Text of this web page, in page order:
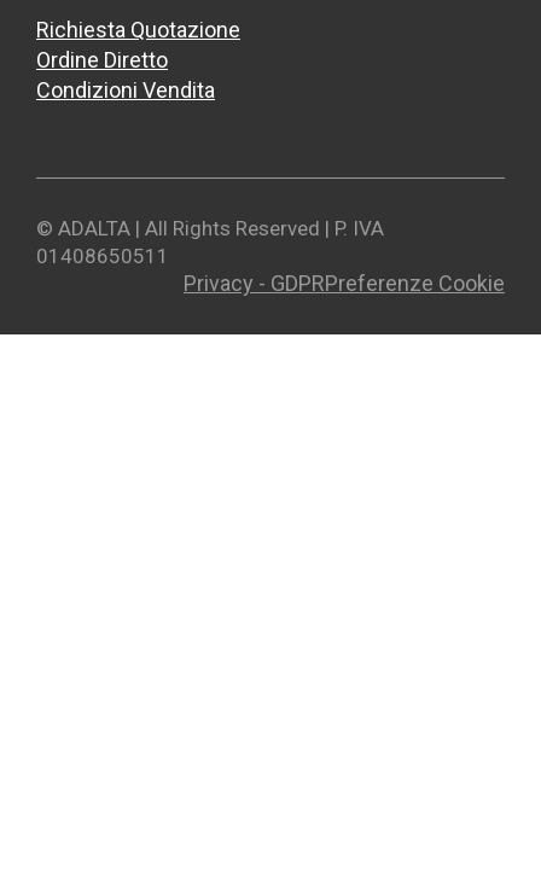
Richiesta Quotazione
Ordine Diretto
Condizioni Vendita
© ADALTA | All Rights Reserved | P. IVA
01408650511
Privacy - GDPRPreferenze Cookie